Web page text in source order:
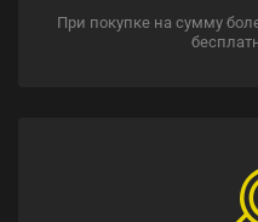
При покупке на сумму